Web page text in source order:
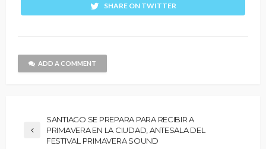
SHARE ON TWITTER
ADD A COMMENT
SANTIAGO SE PREPARA PARA RECIBIR A
PRIMAVERA EN LA CIUDAD, ANTESALA DEL
FESTIVAL PRIMAVERA SOUND